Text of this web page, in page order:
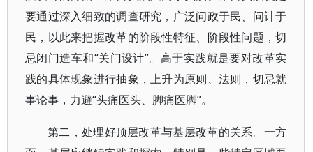
要通过深入细致的调查研究，广泛问政于民、问计于
民，以此来把握改革的阶段性特征、阶段性问题，切
忌闭门造车和“关门设计”。高于实践就是要对改革实
践的具体现象进行抽象，上升为原则、法则，切忌就
事论事，力避“头痛医头、脚痛医脚”。
第二，处理好顶层改革与基层改革的关系。一方